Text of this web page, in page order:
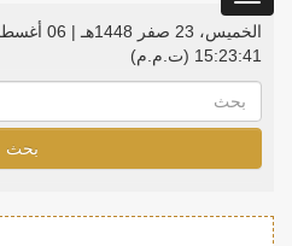
الخميس، 23 صفر 1448هـ | 06 أغسطس 2026م |
15:23:41 (ت.م.م)
بحث